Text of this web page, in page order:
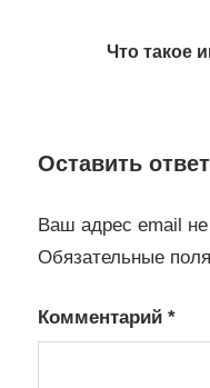
Что такое
Оставить ответ
Ваш адрес email не
Обязательные
Комментарий *